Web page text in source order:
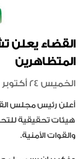
القضاء يعلن
المتظاهرين
الخميس 24 أكتوبر
أعلن رئيس مجلس
هيئات تحقيقية
والقوات الأمنية‎.‎